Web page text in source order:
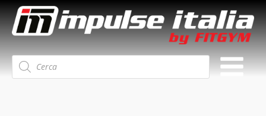
Ricerca
prodotti